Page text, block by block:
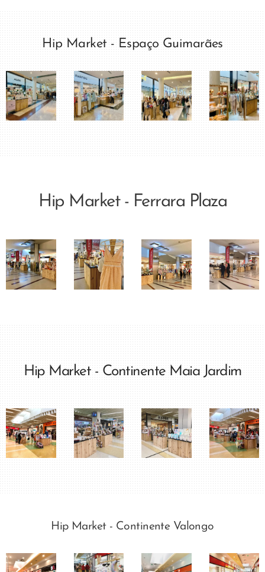
Hip Market - Espaço Guimarães
Hip Market - Ferrara Plaza
Hip Market - Continente Maia Jardim
Hip Market - Continente Valongo